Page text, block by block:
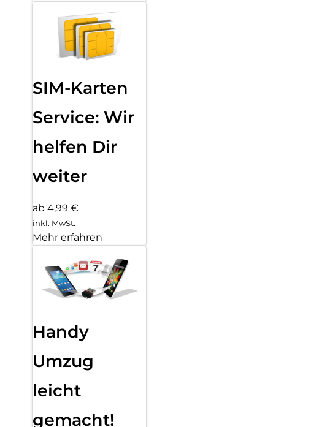
SIM-Karten
Service: Wir
helfen Dir
weiter
ab 4,99 €
inkl. MwSt.
Mehr erfahren
Handy
Umzug
leicht
gemacht!